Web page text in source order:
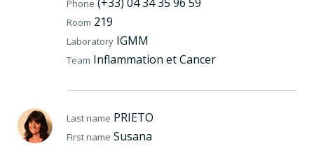
Phone
Room 219
Laboratory IGMM
Team Inflammation et Cancer
Last name PRIETO
First name Susana